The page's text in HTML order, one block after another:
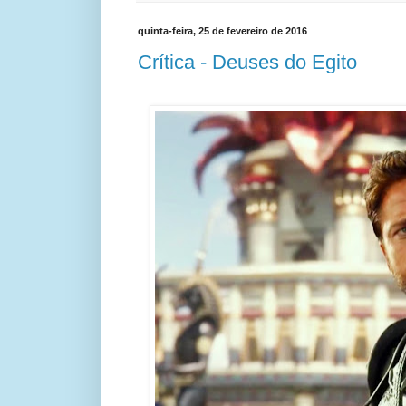
quinta-feira, 25 de fevereiro de 2016
Crítica - Deuses do Egito